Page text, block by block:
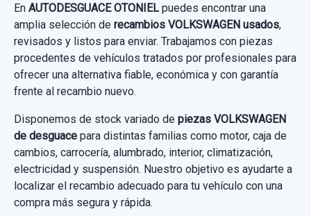
En AUTODESGUACE OTONIELpuedes encontrar una
amplia selección de recambios VOLKSWAGEN usados,
revisados y listos para enviar. Trabajamos con piezas
procedentes de vehículos tratados por profesionales para
ofrecer una alternativa fiable, económica y con garantía
frente al recambio nuevo.
Disponemos de stock variado de piezas VOLKSWAGEN
de desguace para distintas familias como motor, caja de
cambios, carrocería, alumbrado, interior, climatización,
electricidad y suspensión. Nuestro objetivo es ayudarte a
localizar el recambio adecuado para tu vehículo con una
compra más segura y rápida.